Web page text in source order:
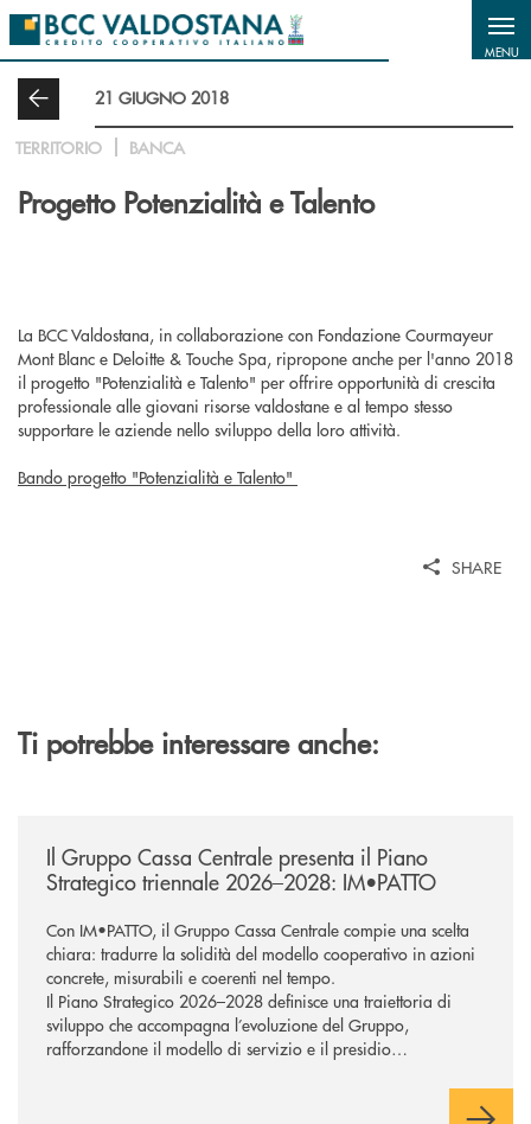
Salta al contenuto principale
MENU
21 GIUGNO 2018
TERRITORIO BANCA
Progetto Potenzialità e Talento
La BCC Valdostana, in collaborazione con Fondazione Courmayeur
Mont Blanc e Deloitte & Touche Spa, ripropone anche per l'anno 2018
il progetto "Potenzialità e Talento" per offrire opportunità di crescita
professionale alle giovani risorse valdostane e al tempo stesso
supportare le aziende nello sviluppo della loro attività.
Bando progetto "Potenzialità e Talento"
SHARE
Ti potrebbe interessare anche:
Il Gruppo Cassa Centrale presenta il Piano
Strategico triennale 2026–2028: IM•PATTO
Con IM•PATTO, il Gruppo Cassa Centrale compie una scelta
chiara: tradurre la solidità del modello cooperativo in azioni
concrete, misurabili e coerenti nel tempo.
Il Piano Strategico 2026–2028 definisce una traiettoria di
sviluppo che accompagna l’evoluzione del Gruppo,
rafforzandone il modello di servizio e il presidio